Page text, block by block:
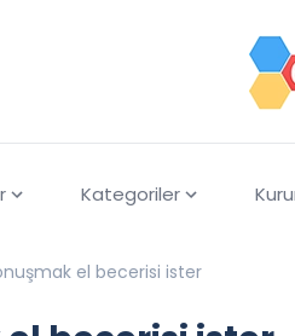
Kategoriler
el becerisi ister